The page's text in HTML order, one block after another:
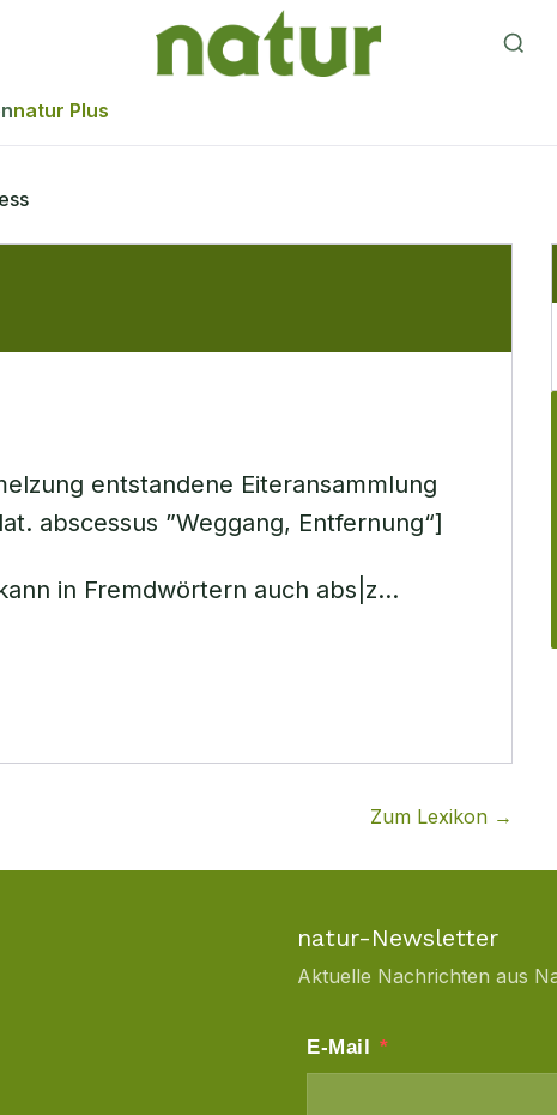
natur Plus
entstandene Eiteransammlung
abscessus ”Weggang, Entfernung“]
in Fremdwörtern auch abs|z…
Zum Lexikon →
natur-Newsletter
Aktuelle Nachrichten aus